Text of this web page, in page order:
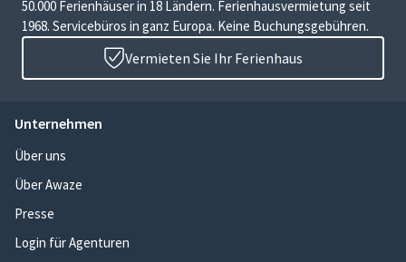
50.000 Ferienhäuser in 18 Ländern. Ferienhausvermietung seit
1968. Servicebüros in ganz Europa. Keine Buchungsgebühren.
Vermieten Sie Ihr Ferienhaus
Unternehmen
Über uns
Über Awaze
Presse
Login für Agenturen